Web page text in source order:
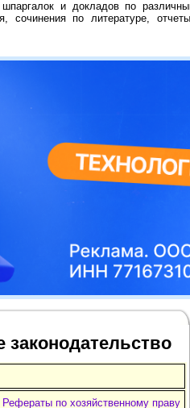
и докладов по
сочинения по литературе,
Рефераты по хозяйственному праву